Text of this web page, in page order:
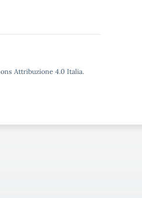
Attribuzione 4.0 Italia.